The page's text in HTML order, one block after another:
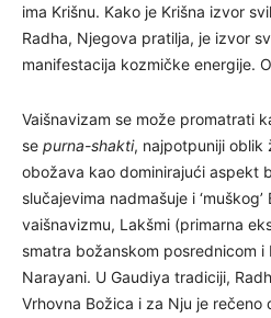
ima Krišnu. Kako je Krišna izvor
Radha, Njegova pratilja, je izvor
manifestacija kozmičke energije.
Vaišnavizam se može promatrati
se purna-shakti, najpotpuniji oblik
obožava kao dominirajući aspekt
slučajevima nadmašuje i
vaišnavizmu, Lakšmi (primarna
smatra božanskom posrednicom
Narayani. U Gaudiya tradiciji,
Vrhovna Božica i za Nju je rečeno